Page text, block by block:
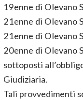
19enne di Olevano
21enne di Olevano
21enne di Olevano
20enne di Olevano
sottoposti
Giudiziaria.
Tali provvedimenti